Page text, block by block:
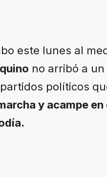
este lunes al
no arribó a
políticos
y acampe en